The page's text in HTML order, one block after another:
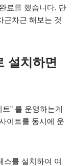
료를 했습니다. 단
근차근 해보는 것
설치하면
” 를 운영하는게
이트를 동시에 운
스를 설치하여 여